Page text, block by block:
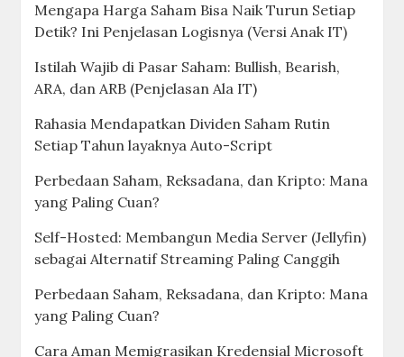
Mengapa Harga Saham Bisa Naik Turun Setiap
Detik? Ini Penjelasan Logisnya (Versi Anak IT)
Istilah Wajib di Pasar Saham: Bullish, Bearish,
ARA, dan ARB (Penjelasan Ala IT)
Rahasia Mendapatkan Dividen Saham Rutin
Setiap Tahun layaknya Auto-Script
Perbedaan Saham, Reksadana, dan Kripto: Mana
yang Paling Cuan?
Self-Hosted: Membangun Media Server (Jellyfin)
sebagai Alternatif Streaming Paling Canggih
Perbedaan Saham, Reksadana, dan Kripto: Mana
yang Paling Cuan?
Cara Aman Memigrasikan Kredensial Microsoft